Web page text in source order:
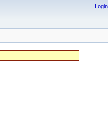
Login